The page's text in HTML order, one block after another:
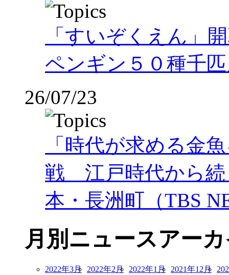
「すいぞくえん」
ペンギン５０種千
26/07/23
「時代が求める金
戦 江戸時代から
本・長洲町（TBS
月別ニュースアー
2022年3月 2022年2月 2022年1月 2021年12月